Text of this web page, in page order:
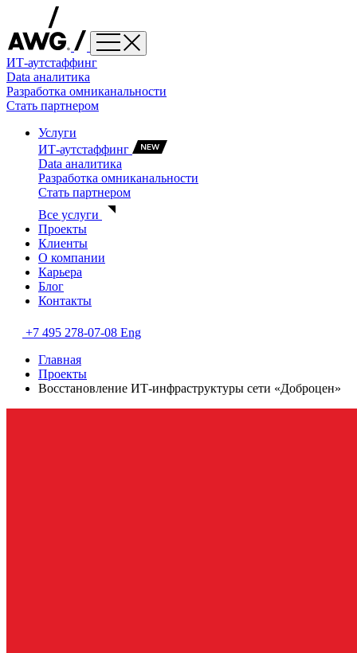
ИТ-аутстаффинг
Data аналитика
Разработка омниканальности
Стать партнером
Услуги
ИТ-аутстаффинг
Data аналитика
Разработка омниканальности
Стать партнером
Все услуги
Проекты
Клиенты
О компании
Карьера
Блог
Контакты
+7 495 278-07-08 Eng
Главная
Проекты
Восстановление ИТ-инфраструктуры сети «Доброцен»